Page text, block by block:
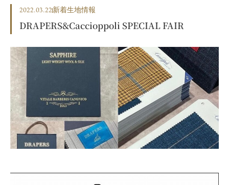
2022.03.22新着生地情報
DRAPERS&Caccioppoli SPECIAL FAIR